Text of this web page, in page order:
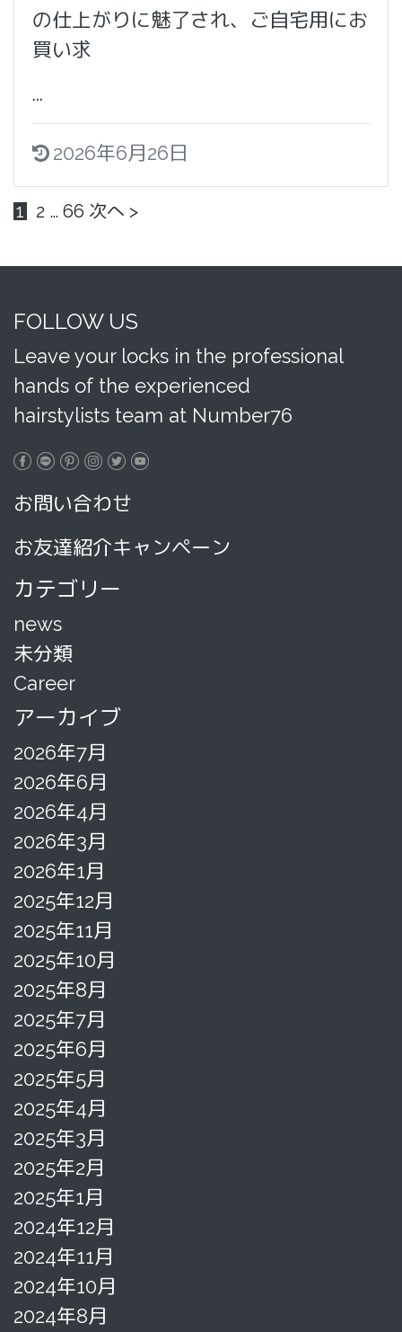
の仕上がりに魅了され、ご自宅用にお
買い求
...
2026年6月26日
1 2 … 66 次へ >
FOLLOW US
Leave your locks in the professional
hands of the experienced
hairstylists team at Number76
お問い合わせ
お友達紹介キャンペーン
カテゴリー
news
未分類
Career
アーカイブ
2026年7月
2026年6月
2026年4月
2026年3月
2026年1月
2025年12月
2025年11月
2025年10月
2025年8月
2025年7月
2025年6月
2025年5月
2025年4月
2025年3月
2025年2月
2025年1月
2024年12月
2024年11月
2024年10月
2024年8月